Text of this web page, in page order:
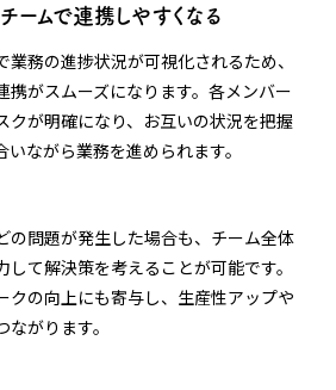
ームで連携しやすくなる
務の進捗状況が可視化されるため、
携がスムーズになります。各メンバー
クが明確になり、お互いの状況を把握
ながら業務を進められます。
の問題が発生した場合も、チーム全体
て解決策を考えることが可能です。
クの向上にも寄与し、生産性アップや
がります。